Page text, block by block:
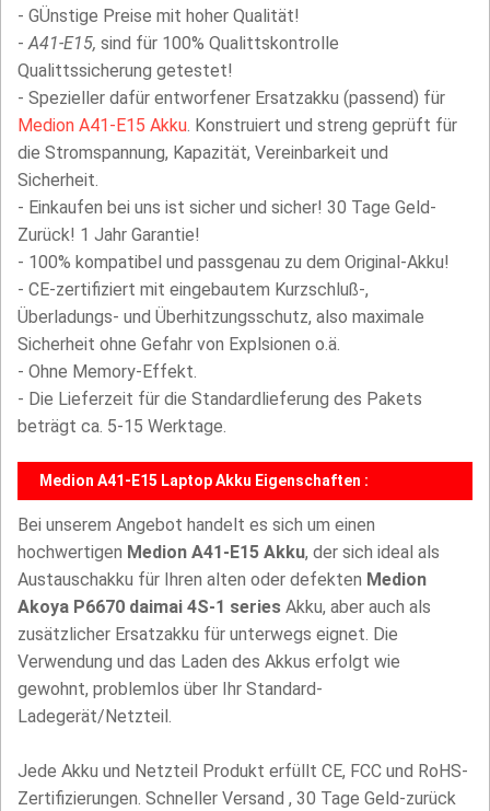
- GÜnstige Preise mit hoher Qualität!
- A41-E15, sind für 100% Qualittskontrolle
Qualittssicherung getestet!
- Spezieller dafür entworfener Ersatzakku (passend) für
Medion A41-E15 Akku . Konstruiert und streng geprüft für
die Stromspannung, Kapazität, Vereinbarkeit und
Sicherheit.
- Einkaufen bei uns ist sicher und sicher! 30 Tage Geld-
Zurück! 1 Jahr Garantie!
- 100% kompatibel und passgenau zu dem Original-Akku!
- CE-zertifiziert mit eingebautem Kurzschluß-,
Überladungs- und Überhitzungsschutz, also maximale
Sicherheit ohne Gefahr von Explsionen o.ä.
- Ohne Memory-Effekt.
- Die Lieferzeit für die Standardlieferung des Pakets
beträgt ca. 5-15 Werktage.
Medion A41-E15 Laptop Akku Eigenschaften :
Bei unserem Angebot handelt es sich um einen
hochwertigen Medion A41-E15 Akku, der sich ideal als
Austauschakku für Ihren alten oder defekten Medion
Akoya P6670 daimai 4S-1 series Akku, aber auch als
zusätzlicher Ersatzakku für unterwegs eignet. Die
Verwendung und das Laden des Akkus erfolgt wie
gewohnt, problemlos über Ihr Standard-
Ladegerät/Netzteil.
Jede Akku und Netzteil Produkt erfüllt CE, FCC und RoHS-
Zertifizierungen. Schneller Versand , 30 Tage Geld-zurück